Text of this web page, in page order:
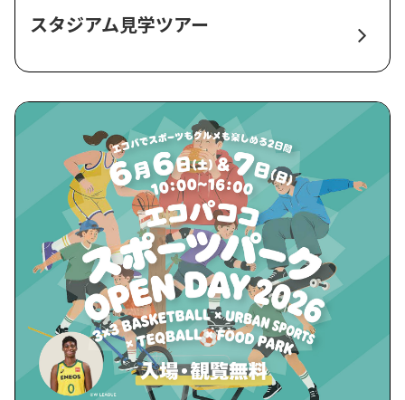
スタジアム見学ツアー